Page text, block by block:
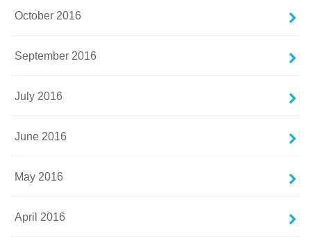
October 2016
September 2016
July 2016
June 2016
May 2016
April 2016